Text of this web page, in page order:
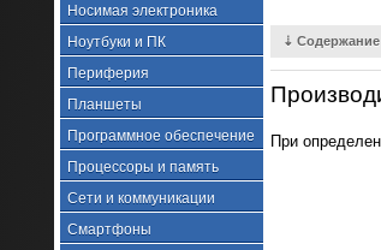
Носимая электроника
Ноутбуки и ПК
Периферия
Планшеты
Программное обеспечение
Процессоры и память
Сети и коммуникации
Смартфоны
⇣ Содержание
При